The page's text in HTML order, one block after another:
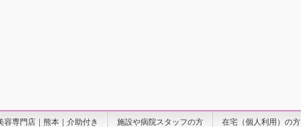
容専門店｜熊本｜介助付き 施設や病院スタッフの方 在宅（個人利用）の方